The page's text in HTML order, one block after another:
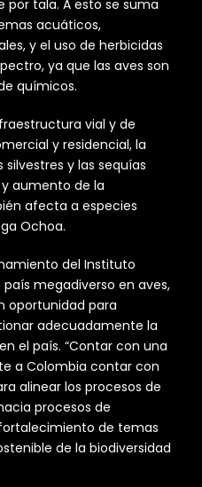
tala. A esto se suma
acuáticos,
y el uso de herbicidas
ya que las aves son
químicos.
vial y de
y residencial, la
y las sequías
aumento de la
afecta a especies
Ochoa.
del Instituto
megadiverso en aves,
oportunidad para
adecuadamente la
el país. “Contar con una
a Colombia contar con
alinear los procesos de
procesos de
de temas
de la biodiversidad